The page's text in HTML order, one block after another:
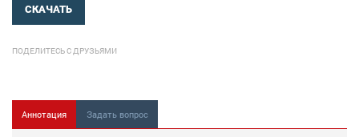
СКАЧАТЬ
ПОДЕЛИТЕСЬ С ДРУЗЬЯМИ
Аннотация Задать вопрос